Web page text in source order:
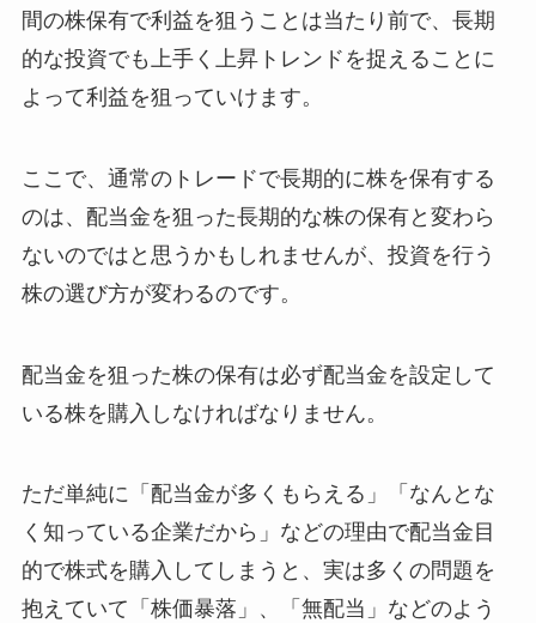
間の株保有で利益を狙うことは当たり前で、長期
的な投資でも上手く上昇トレンドを捉えることに
よって利益を狙っていけます。
ここで、通常のトレードで長期的に株を保有する
のは、配当金を狙った長期的な株の保有と変わら
ないのではと思うかもしれませんが、投資を行う
株の選び方が変わるのです。
配当金を狙った株の保有は必ず配当金を設定して
いる株を購入しなければなりません。
ただ単純に「配当金が多くもらえる」「なんとな
く知っている企業だから」などの理由で配当金目
的で株式を購入してしまうと、実は多くの問題を
抱えていて「株価暴落」、「無配当」などのよう